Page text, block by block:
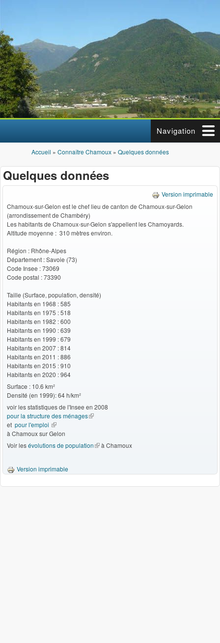
Navigation
Vous êtes ici
Accueil » Connaître Chamoux » Quelques données
Quelques données
Version imprimable
Chamoux-sur-Gelon est le chef lieu de canton de Chamoux-sur-Gelon
(arrondissement de Chambéry)
Les habitants de Chamoux-sur-Gelon s'appellent les Chamoyards.
Altitude moyenne : 310 mètres environ.
Région : Rhône-Alpes
Département : Savoie (73)
Code Insee : 73069
Code postal : 73390
Taille (Surface, population, densité)
Habitants en 1968 : 585
Habitants en 1975 : 518
Habitants en 1982 : 600
Habitants en 1990 : 639
Habitants en 1999 : 679
Habitants en 2007 : 814
Habitants en 2011 : 886
Habitants en 2015 : 910
Habitants en 2020 : 964
Surface : 10.6 km²
Densité (en 1999): 64 h/km²
voir les statistiques de l'Insee en 2008
pour la structure des ménages(le lien est externe)
et pour l'emploi (le lien est externe)
à Chamoux sur Gelon
Voir lesévolutions de population(le lien est externe)
à Chamoux
Version imprimable